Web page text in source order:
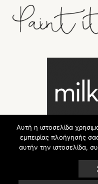
Αυτή η ιστοσελίδα
εμπειρίας πλοήγησής
αυτήν την ιστοσελίδα,